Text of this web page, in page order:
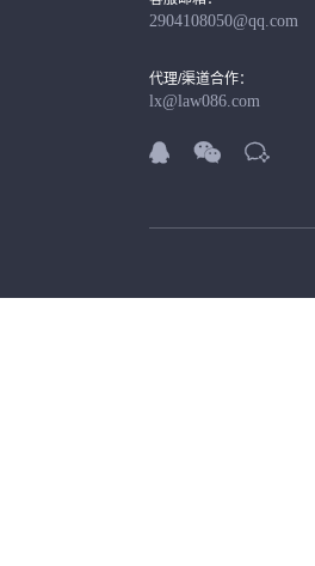
2904108050@qq.com
代理/渠道合作：
lx@law086.com
  